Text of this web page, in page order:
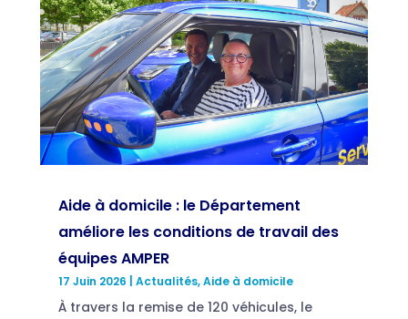
Aide à domicile : le Département
améliore les conditions de travail des
équipes AMPER
17 Juin 2026 Actualités,Aide à domicile
À travers la remise de 120 véhicules, le